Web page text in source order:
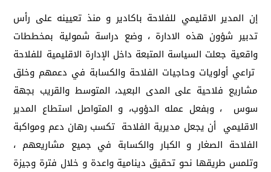
إن المدير الاقليمي للفلاحة باكادير و منذ تعيينه على رأس
تدبير شؤون هذه الادارة ، وضع دراسة شمولية بمخططات
واقعية جعلت السياسة المتبعة داخل الإدارة الاقليمية للفلاحة
تراعي أولويات وحاجيات الفلاحة والكسابة في دعمهم وخلق
مشاريع فلاحية على المدى البعيد، المتوسط والقريب بجهة
سوس ، وبفعل عمله الدؤوب، و المتواصل استطاع المدير
الاقليمي أن يجعل مديرية الفلاحة تكسب رهان دعم ومواكبة
الفلاحة الصغار و الكبار والكسابة في جميع مشاريعهم ،
وتلمس طريقها نحو تحقيق دينامية واعدة و خلال فترة وجيزة